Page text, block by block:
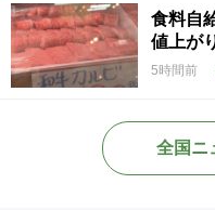
食料自
値上が
5時間前
全国ニ